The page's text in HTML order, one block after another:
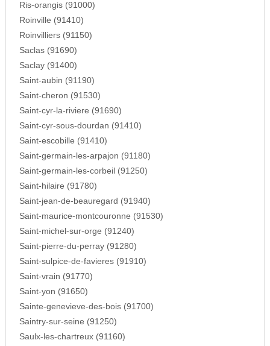
Ris-orangis (91000)
Roinville (91410)
Roinvilliers (91150)
Saclas (91690)
Saclay (91400)
Saint-aubin (91190)
Saint-cheron (91530)
Saint-cyr-la-riviere (91690)
Saint-cyr-sous-dourdan (91410)
Saint-escobille (91410)
Saint-germain-les-arpajon (91180)
Saint-germain-les-corbeil (91250)
Saint-hilaire (91780)
Saint-jean-de-beauregard (91940)
Saint-maurice-montcouronne (91530)
Saint-michel-sur-orge (91240)
Saint-pierre-du-perray (91280)
Saint-sulpice-de-favieres (91910)
Saint-vrain (91770)
Saint-yon (91650)
Sainte-genevieve-des-bois (91700)
Saintry-sur-seine (91250)
Saulx-les-chartreux (91160)